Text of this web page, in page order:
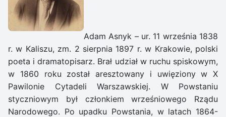
Adam Asnyk – ur. 11 września 1838
r. w Kaliszu, zm. 2 sierpnia 1897 r. w Krakowie, polski
poeta i dramatopisarz. Brał udział w ruchu spiskowym,
w 1860 roku został aresztowany i uwięziony w X
Pawilonie Cytadeli Warszawskiej. W Powstaniu
styczniowym był członkiem wrześniowego Rządu
Narodowego. Po upadku Powstania, w latach 1864-